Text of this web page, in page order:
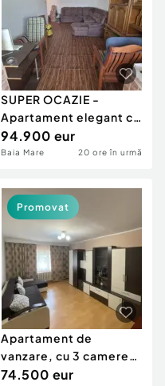
SUPER OCAZIE -
Apartament elegant cu
3 camere, 76mp, zona
Ur
94.900 eur
Baia Mare 20 ore în urmă
Apartament de
vanzare, cu 3 camere
decomandat, 68 mp,
74.500 eur
Promovat